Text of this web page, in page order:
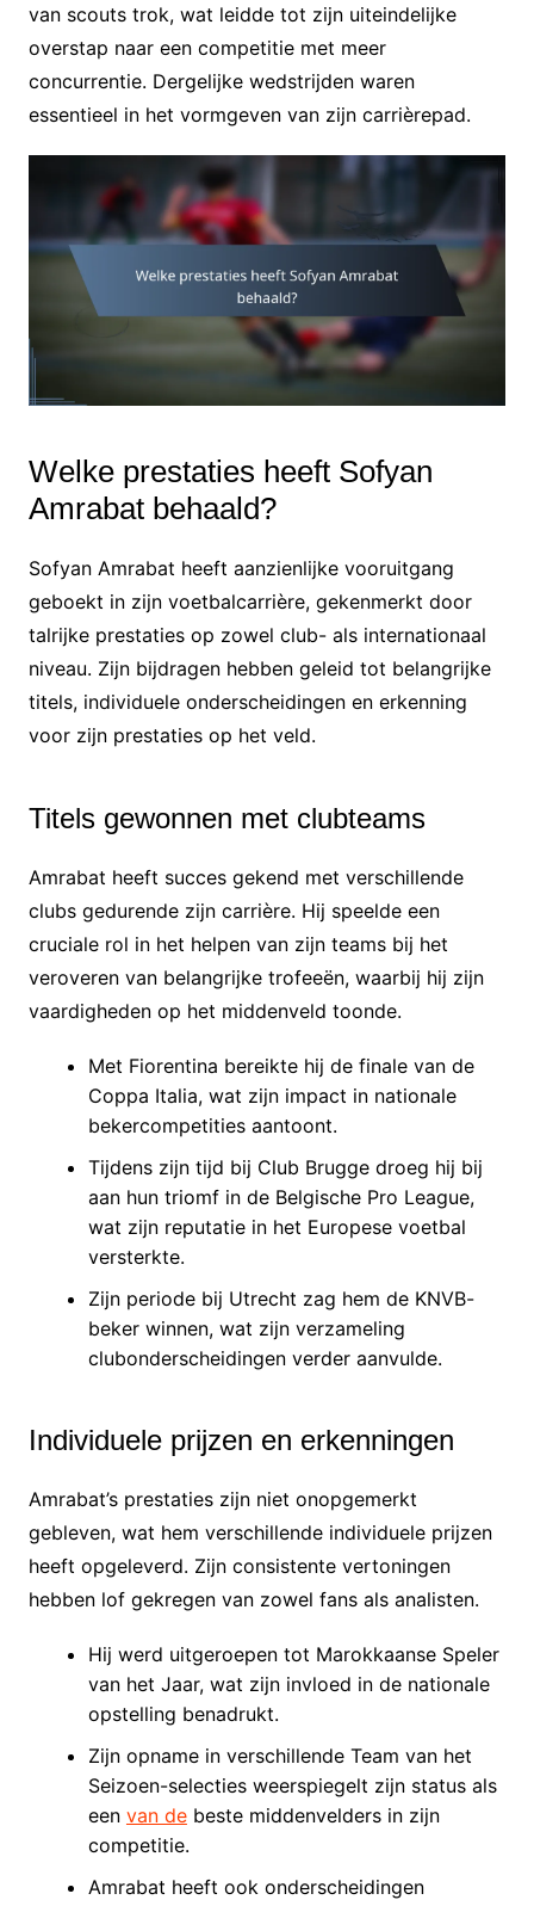
van scouts trok, wat leidde tot zijn uiteindelijke
overstap naar een competitie met meer
concurrentie. Dergelijke wedstrijden waren
essentieel in het vormgeven van zijn carrièrepad.
Welke prestaties heeft Sofyan
Amrabat behaald?
Sofyan Amrabat heeft aanzienlijke vooruitgang
geboekt in zijn voetbalcarrière, gekenmerkt door
talrijke prestaties op zowel club- als internationaal
niveau. Zijn bijdragen hebben geleid tot belangrijke
titels, individuele onderscheidingen en erkenning
voor zijn prestaties op het veld.
Titels gewonnen met clubteams
Amrabat heeft succes gekend met verschillende
clubs gedurende zijn carrière. Hij speelde een
cruciale rol in het helpen van zijn teams bij het
veroveren van belangrijke trofeeën, waarbij hij zijn
vaardigheden op het middenveld toonde.
Met Fiorentina bereikte hij de finale van de
Coppa Italia, wat zijn impact in nationale
bekercompetities aantoont.
Tijdens zijn tijd bij Club Brugge droeg hij bij
aan hun triomf in de Belgische Pro League,
wat zijn reputatie in het Europese voetbal
versterkte.
Zijn periode bij Utrecht zag hem de KNVB-
beker winnen, wat zijn verzameling
clubonderscheidingen verder aanvulde.
Individuele prijzen en erkenningen
Amrabat’s prestaties zijn niet onopgemerkt
gebleven, wat hem verschillende individuele prijzen
heeft opgeleverd. Zijn consistente vertoningen
hebben lof gekregen van zowel fans als analisten.
Hij werd uitgeroepen tot Marokkaanse Speler
van het Jaar, wat zijn invloed in de nationale
opstelling benadrukt.
Zijn opname in verschillende Team van het
Seizoen-selecties weerspiegelt zijn status als
een van debeste middenvelders in zijn
competitie.
Amrabat heeft ook onderscheidingen